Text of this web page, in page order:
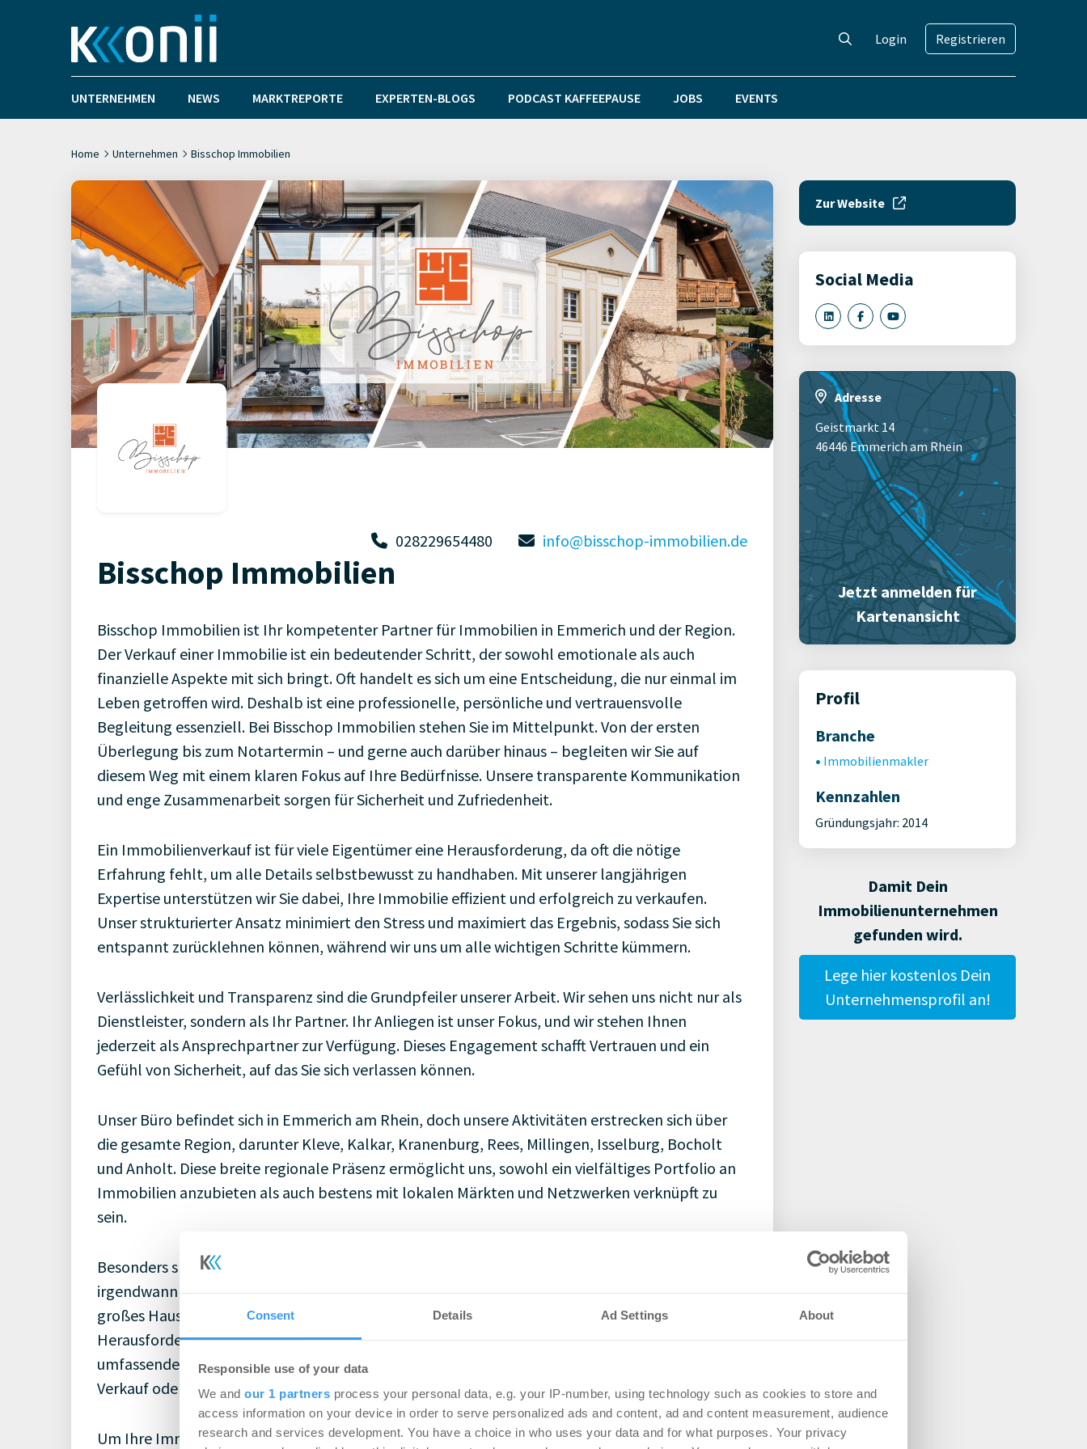
Consent Details Ad Settings About
Responsible use of your data
We and our 1 partners process your personal data, e.g. your IP-number, using technology such as cookies to store and
access information on your device in order to serve personalized ads and content, ad and content measurement, audience
research and services development. You have a choice in who uses your data and for what purposes. Your privacy
Login Registrieren
UNTERNEHMEN NEWS MARKTREPORTE EXPERTEN-BLOGS PODCAST KAFFEEPAUSE JOBS EVENTS
Home Unternehmen Bisschop Immobilien
028229654480 info@bisschop-immobilien.de
Bisschop Immobilien
Bisschop Immobilien ist Ihr kompetenter Partner für Immobilien in Emmerich und der Region.
Der Verkauf einer Immobilie ist ein bedeutender Schritt, der sowohl emotionale als auch
finanzielle Aspekte mit sich bringt. Oft handelt es sich um eine Entscheidung, die nur einmal im
Leben getroffen wird. Deshalb ist eine professionelle, persönliche und vertrauensvolle
Begleitung essenziell. Bei Bisschop Immobilien stehen Sie im Mittelpunkt. Von der ersten
Überlegung bis zum Notartermin – und gerne auch darüber hinaus – begleiten wir Sie auf
diesem Weg mit einem klaren Fokus auf Ihre Bedürfnisse. Unsere transparente Kommunikation
und enge Zusammenarbeit sorgen für Sicherheit und Zufriedenheit.
Ein Immobilienverkauf ist für viele Eigentümer eine Herausforderung, da oft die nötige
Erfahrung fehlt, um alle Details selbstbewusst zu handhaben. Mit unserer langjährigen
Expertise unterstützen wir Sie dabei, Ihre Immobilie effizient und erfolgreich zu verkaufen.
Unser strukturierter Ansatz minimiert den Stress und maximiert das Ergebnis, sodass Sie sich
entspannt zurücklehnen können, während wir uns um alle wichtigen Schritte kümmern.
Verlässlichkeit und Transparenz sind die Grundpfeiler unserer Arbeit. Wir sehen uns nicht nur als
Dienstleister, sondern als Ihr Partner. Ihr Anliegen ist unser Fokus, und wir stehen Ihnen
jederzeit als Ansprechpartner zur Verfügung. Dieses Engagement schafft Vertrauen und ein
Gefühl von Sicherheit, auf das Sie sich verlassen können.
Unser Büro befindet sich in Emmerich am Rhein, doch unsere Aktivitäten erstrecken sich über
die gesamte Region, darunter Kleve, Kalkar, Kranenburg, Rees, Millingen, Isselburg, Bocholt
und Anholt. Diese breite regionale Präsenz ermöglicht uns, sowohl ein vielfältiges Portfolio an
Immobilien anzubieten als auch bestens mit lokalen Märkten und Netzwerken verknüpft zu
sein.
Besonders spezialisiert sind wir auf die Beratung für Immobilien im Alter. Viele Menschen stehen
irgendwann vor der Frage, ob ihre aktuelle Wohnsituation noch zu ihren Bedürfnissen passt. Ein
großes Haus, das zu viel Platz bietet, oder eine Wohnung ohne Aufzug kann im Alter eine
Herausforderung darstellen. Bei Bisschop Immobilien erhalten Sie eine einfühlsame und
umfassende Beratung, die Ihnen hilft, eine passende Lösung zu finden – sei es durch einen
Verkauf oder eine neue Nutzung Ihrer Immobilie.
Um Ihre Immobilie bestmöglich zu präsentieren, bieten wir einen professionellen Home-
Zur Website
Social Media
Adresse
Geistmarkt 14
46446 Emmerich am Rhein
Jetzt anmelden für
Kartenansicht
Profil
Branche
Immobilienmakler
Kennzahlen
Gründungsjahr: 2014
Damit Dein
Immobilienunternehmen
gefunden wird.
Lege hier kostenlos Dein
Unternehmensprofil an!